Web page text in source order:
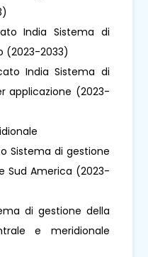
India Sistema di
(2023-2033)
India Sistema di
applicazione (2023-
Sistema di gestione
Sud America (2023-
di gestione della
e meridionale